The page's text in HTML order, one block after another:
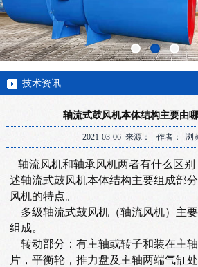
技术资讯
轴流式鼓风机本体结构主要由
2021-03-06 来源： 作者： 浏
轴流风机和轴承风机两者有什么区
述轴流式鼓风机本体结构主要组成部
风机的特点。
多级轴流式鼓风机（轴流风机）主
组成。
转动部分：有主轴或转子和装在主
片，平衡轮，推力盘及主轴两端气缸